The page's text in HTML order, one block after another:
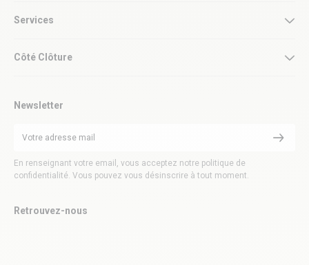
Services
Côté Clôture
Newsletter
En renseignant votre email, vous acceptez notre politique de
confidentialité. Vous pouvez vous désinscrire à tout moment.
Retrouvez-nous